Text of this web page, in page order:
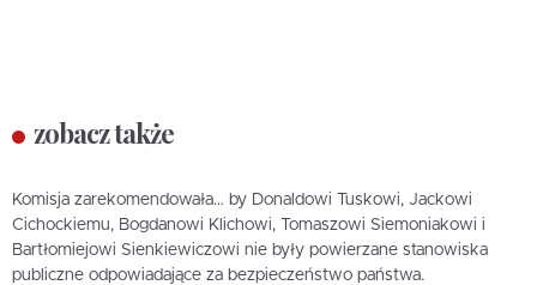
zobacz także
Komisja zarekomendowała… by Donaldowi Tuskowi, Jackowi
Cichockiemu, Bogdanowi Klichowi, Tomaszowi Siemoniakowi i
Bartłomiejowi Sienkiewiczowi nie były powierzane stanowiska
publiczne odpowiadające za bezpieczeństwo państwa.